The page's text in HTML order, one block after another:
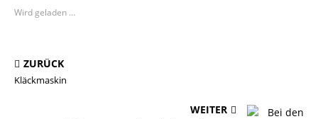
Wird geladen …
ZURÜCK
Kläckmaskin
WEITER